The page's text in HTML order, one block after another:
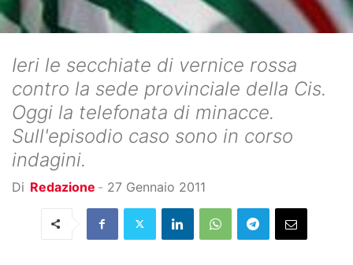
Ieri le secchiate di vernice rossa
contro la sede provinciale della Cis.
Oggi la telefonata di minacce.
Sull'episodio caso sono in corso
indagini.
Di Redazione - 27 Gennaio 2011